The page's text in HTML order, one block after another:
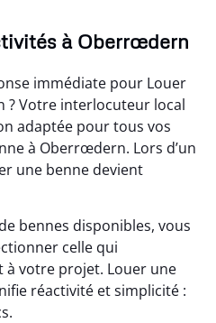
à Oberrœdern
immédiate pour Louer
Votre interlocuteur local
adaptée pour tous vos
à Oberrœdern. Lors d’un
une benne devient
bennes disponibles, vous
celle qui
votre projet. Louer une
réactivité et simplicité :